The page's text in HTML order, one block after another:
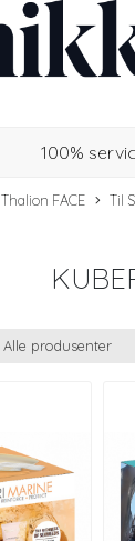
100%
Thalion FACE Til